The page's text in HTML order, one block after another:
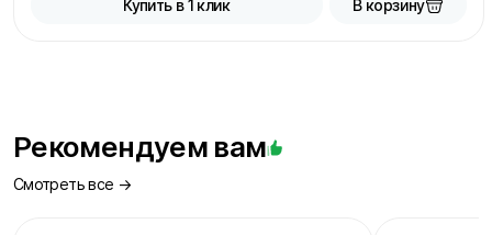
Купить в 1 клик В корзину
Рекомендуем вам
Смотреть все →